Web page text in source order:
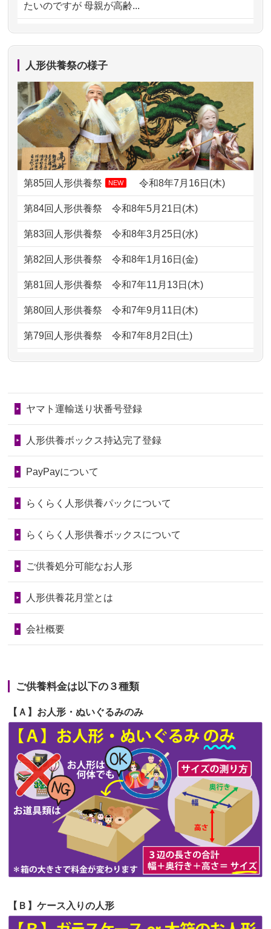
ただけそう...
2026/07/11思い出のある人形達を、ちゃんと供養
したく、花...
2026/07/10家から近かったので。
2026/07/08誰も住んでいない実家の片付けを始め
ました。 ...
2026/07/069年間自由が丘店を見守ってくれてあり
がとう。
2026/07/05 しっかりとお人形たちの供養をしてい
ただけると...
2026/06/30長年大事にしてきた雛人形です、供養
ガラスケースのまま引き取ってくださ
るのが助か...
ました。お...
2026/06/28きちんと供養していただけると思った
ので、お願...
いたことが...
2026/06/28老後のことを考え体力のあるうちに身
2026/06/28人形たちに これまで本当にありがとう
天...
2026/06/24今は亡き両親が孫（私の子供）の初節
句に贈って...
が伸びた時...
2026/06/22
娘の初めてのひな祭りにあわせて、娘
の祖父母か...
2026/06/20
雛人形をお道具も含め一式で引き取っ
てくださる...
たいのですが 母親が高齢...
2024/01/13剥製の供養・処分をお願いできます
ですが？
2024/01/13お雛様のセットを供養・処分したいの
ですが、お雛様とお内裏様だ...
2024/01/13供養申込みの後、供養祭までお人形は
どうなってるのですか？
2024/01/13会社のようですが、きちんと供養して
供養が終わったお人形以外はどうして
るのですか？
しょうか？
2024/01/04ガラスケースは外しても良いですか？
人形供養祭の様子
第85回人形供養祭 NEW 令和8年7月16日(木)
第84回人形供養祭令和8年5月21日(木)
第83回人形供養祭令和8年3月25日(水)
第82回人形供養祭令和8年1月16日(金)
第81回人形供養祭令和7年11月13日(木)
第80回人形供養祭令和7年9月11日(木)
第79回人形供養祭令和7年8月2日(土)
第78回人形供養祭令和7年6月20日(金)
第76回人形供養祭令和7年2月28日(金)
第75回人形供養祭令和7年1月17日(金)
第73回人形供養祭令和6年10月17日(木)
第71回人形供養祭令和6年8月1日(木)
第70回人形供養祭令和6年6月21日(金)
第68回人形供養祭令和6年3月22日(金)
第65回人形供養祭令和5年11月09日(木)
第64回人形供養祭令和5年9月21日(木)
第63回人形供養祭 令和5年8月1日(火)
第62回人形供養祭令和5年6月21日(水)
第61回人形供養祭 令和5年5月19日(金)
第60回人形供養祭令和5年3月28日(火)
第59回人形供養祭 令和5年2月10日(金)
第58回人形供養祭令和5年12月21日(水)
第56回人形供養祭 令和4年10月19日(水)
ヤマト運輸送り状番号登録
人形供養ボックス持込完了登録
PayPayについて
らくらく人形供養パックについて
らくらく人形供養ボックスについて
ご供養処分可能なお人形
人形供養花月堂とは
会社概要
ご供養料金は以下の３種類
【Ａ】お人形・ぬいぐるみのみ
【Ｂ】ケース入りの人形